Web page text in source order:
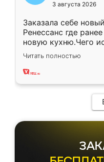
3 августа 2026
Заказала себе
Ренессанс где
новую кухню.Чего
вполне довольна.
два года, нареканий
Читать полностью